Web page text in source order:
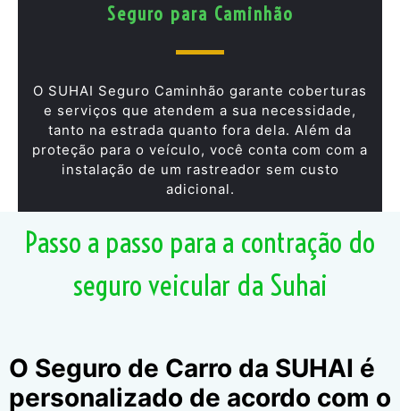
Seguro para Caminhão
O SUHAI Seguro Caminhão garante coberturas
e serviços que atendem a sua necessidade,
tanto na estrada quanto fora dela. Além da
proteção para o veículo, você conta com com a
instalação de um rastreador sem custo
adicional.
Passo a passo para a contração do
seguro veicular da Suhai
O Seguro de Carro da SUHAI é
personalizado de acordo com o